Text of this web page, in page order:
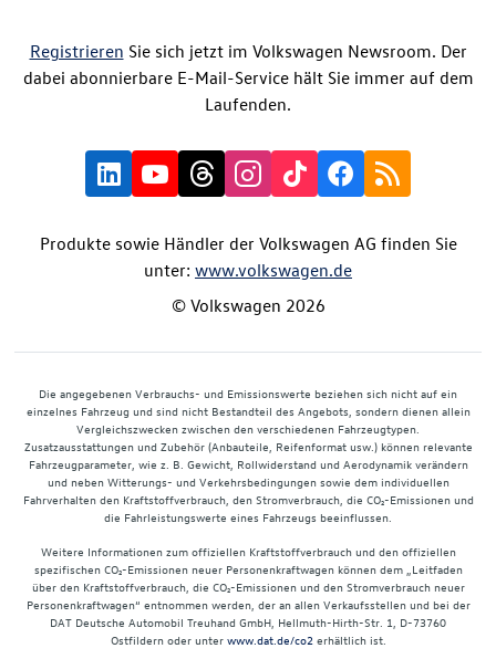
Registrieren Sie sich jetzt im Volkswagen Newsroom. Der
dabei abonnierbare E-Mail-Service hält Sie immer auf dem
Laufenden.
Produkte sowie Händler der Volkswagen AG finden Sie
unter: www.volkswagen.de
© Volkswagen 2026
Die angegebenen Verbrauchs- und Emissionswerte beziehen sich nicht auf ein
einzelnes Fahrzeug und sind nicht Bestandteil des Angebots, sondern dienen allein
Vergleichszwecken zwischen den verschiedenen Fahrzeugtypen.
Zusatzausstattungen und Zubehör (Anbauteile, Reifenformat usw.) können relevante
Fahrzeugparameter, wie z. B. Gewicht, Rollwiderstand und Aerodynamik verändern
und neben Witterungs- und Verkehrsbedingungen sowie dem individuellen
Fahrverhalten den Kraftstoffverbrauch, den Stromverbrauch, die CO₂-Emissionen und
die Fahrleistungswerte eines Fahrzeugs beeinflussen.
Weitere Informationen zum offiziellen Kraftstoffverbrauch und den offiziellen
spezifischen CO₂-Emissionen neuer Personenkraftwagen können dem „Leitfaden
über den Kraftstoffverbrauch, die CO₂-Emissionen und den Stromverbrauch neuer
Personenkraftwagen“ entnommen werden, der an allen Verkaufsstellen und bei der
DAT Deutsche Automobil Treuhand GmbH, Hellmuth-Hirth-Str. 1, D-73760
Ostfildern oder unter www.dat.de/co2erhältlich ist.